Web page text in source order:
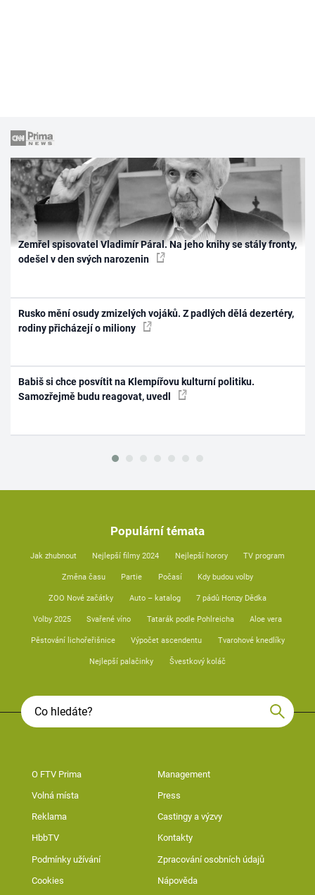
Zemřel spisovatel Vladimír Páral. Na jeho knihy se stály fronty,
odešel v den svých narozenin
Rusko mění osudy zmizelých vojáků. Z padlých dělá dezertéry,
rodiny přicházejí o miliony
Babiš si chce posvítit na Klempířovu kulturní politiku.
Samozřejmě budu reagovat, uvedl
Populární témata
Jak zhubnout Nejlepší filmy 2024 Nejlepší horory TV program
Změna času Partie Počasí Kdy budou volby
ZOO Nové začátky Auto – katalog 7 pádů Honzy Dědka
Volby 2025 Svařené víno Tatarák podle Pohlreicha Aloe vera
Pěstování lichořeřišnice Výpočet ascendentu Tvarohové knedlíky
Nejlepší palačinky Švestkový koláč
O FTV Prima Management
Volná místa Press
Reklama Castingy a výzvy
HbbTV Kontakty
Podmínky užívání Zpracování osobních údajů
Cookies Nápověda